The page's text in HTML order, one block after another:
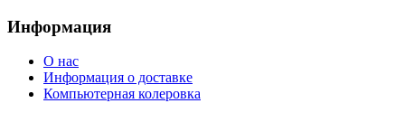
Информация
О нас
Информация о доставке
Компьютерная колеровка